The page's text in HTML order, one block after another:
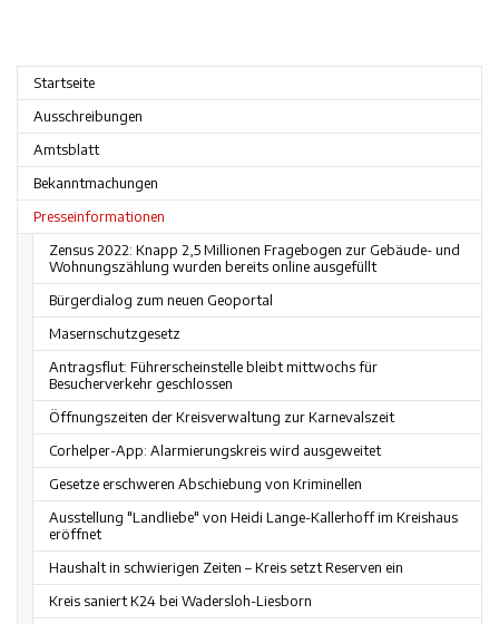
Startseite
Ausschreibungen
Amtsblatt
Bekanntmachungen
Presseinformationen
Zensus 2022: Knapp 2,5 Millionen Fragebogen zur Gebäude- und
Wohnungszählung wurden bereits online ausgefüllt
Bürgerdialog zum neuen Geoportal
Masernschutzgesetz
Antragsflut: Führerscheinstelle bleibt mittwochs für
Besucherverkehr geschlossen
Öffnungszeiten der Kreisverwaltung zur Karnevalszeit
Corhelper-App: Alarmierungskreis wird ausgeweitet
Gesetze erschweren Abschiebung von Kriminellen
Ausstellung "Landliebe" von Heidi Lange-Kallerhoff im Kreishaus
eröffnet
Haushalt in schwierigen Zeiten – Kreis setzt Reserven ein
Kreis saniert K24 bei Wadersloh-Liesborn